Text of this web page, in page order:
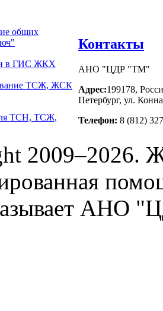
общих
в ГИС ЖКХ
ТСЖ, ЖСК
ТСН, ТСЖ,
Контакты
АНО "ЦДР "ТМ"
Адрес:199178,
Петербург, ул.
Телефон: 8 (812)
2009–2026.
АНО